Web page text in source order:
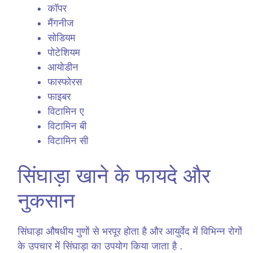
कॉपर
मैंगनीज
सोडियम
पोटेशियम
आयोडीन
फास्फोरस
फाइबर
विटामिन ए
विटामिन बी
विटामिन सी
सिंघाड़ा खाने के फायदे और
नुकसान
सिंघाड़ा औषधीय गुणों से भरपूर होता है और आयुर्वेद में विभिन्न रोगों
के उपचार में सिंघाड़ा का उपयोग किया जाता है .